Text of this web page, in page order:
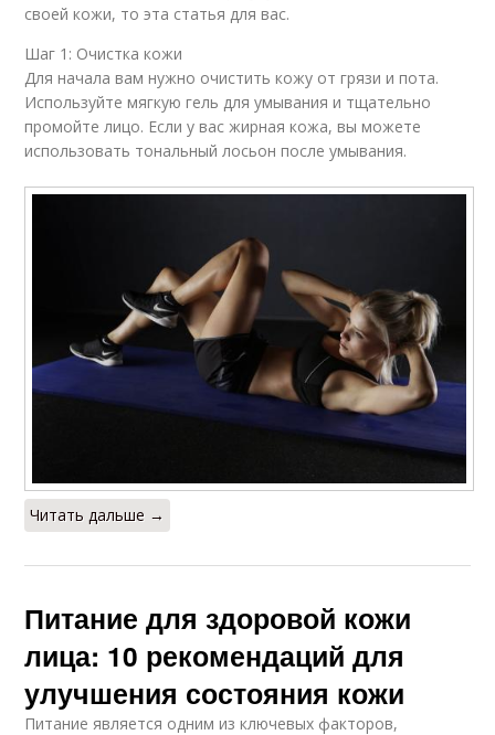
своей кожи, то эта статья для вас.
Шаг 1: Очистка кожи
Для начала вам нужно очистить кожу от грязи и пота.
Используйте мягкую гель для умывания и тщательно
промойте лицо. Если у вас жирная кожа, вы можете
использовать тональный лосьон после умывания.
Читать дальше →
Питание для здоровой кожи
лица: 10 рекомендаций для
улучшения состояния кожи
Питание является одним из ключевых факторов,